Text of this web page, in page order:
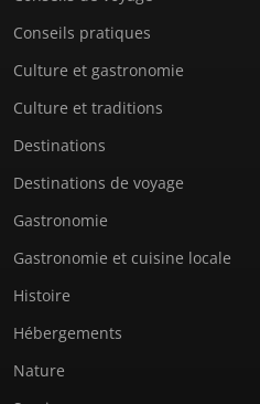
Conseils pratiques
Culture et gastronomie
Culture et traditions
Destinations
Destinations de voyage
Gastronomie
Gastronomie et cuisine locale
Histoire
Hébergements
Nature